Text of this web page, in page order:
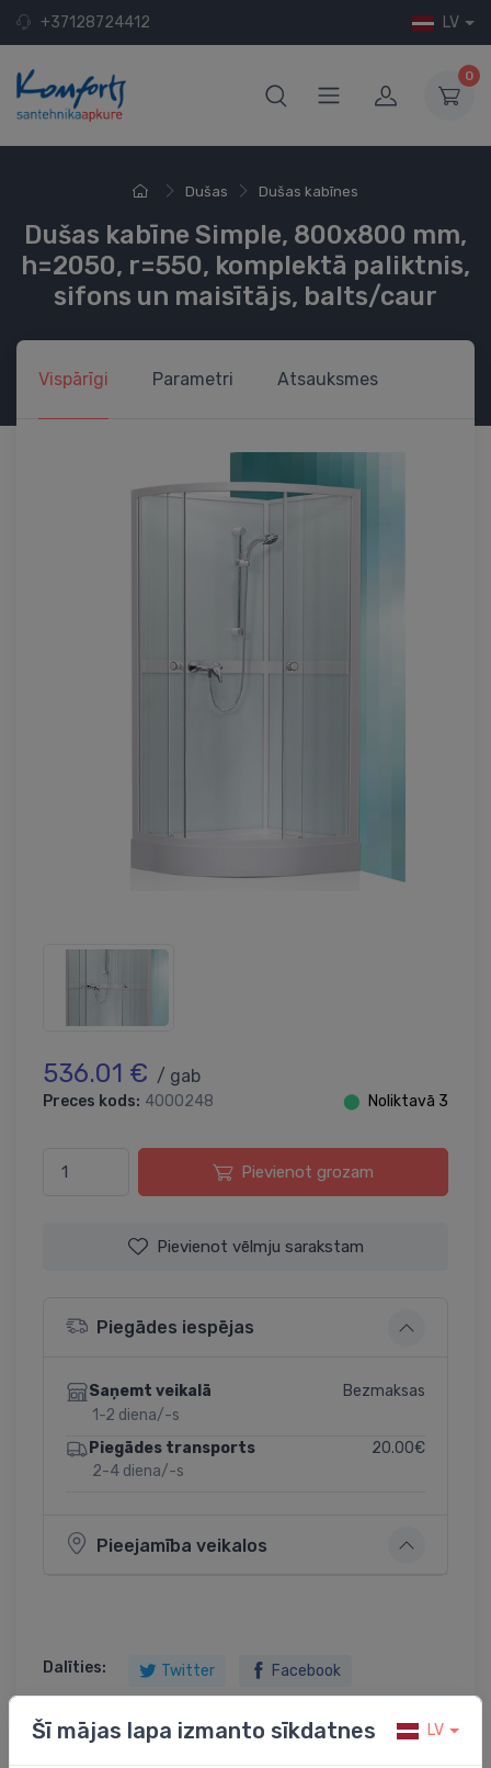
+37128724412 LV
0
Dušas Dušas kabīnes
Dušas kabīne Simple, 800x800 mm,
h=2050, r=550, komplektā paliktnis,
sifons un maisītājs, balts/caur
Vispārīgi Parametri Atsauksmes
536.01 € / gab
Preces kods: 4000248 ⬤ Noliktavā 3
Pievienot grozam
Pievienot vēlmju sarakstam
Piegādes iespējas
Saņemt veikalā
1-2 diena/-s
Bezmaksas
Piegādes transports
2-4 diena/-s
20.00€
Pieejamība veikalos
Dalīties: Twitter Facebook
Šī mājas lapa izmanto sīkdatnes LV